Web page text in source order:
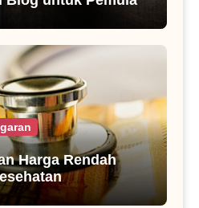
Harga Rendah